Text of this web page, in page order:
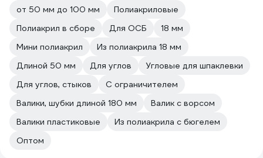
от 50 мм до 100 мм
Полиакриловые
Полиакрил в сборе
Для ОСБ
18 мм
Мини полиакрил
Из полиакрила 18 мм
Длиной 50 мм
Для углов
Угловые для шпаклевки
Для углов, стыков
С ограничителем
Валики, шубки длиной 180 мм
Валик с ворсом
Валики пластиковые
Из полиакрила с бюгелем
Оптом